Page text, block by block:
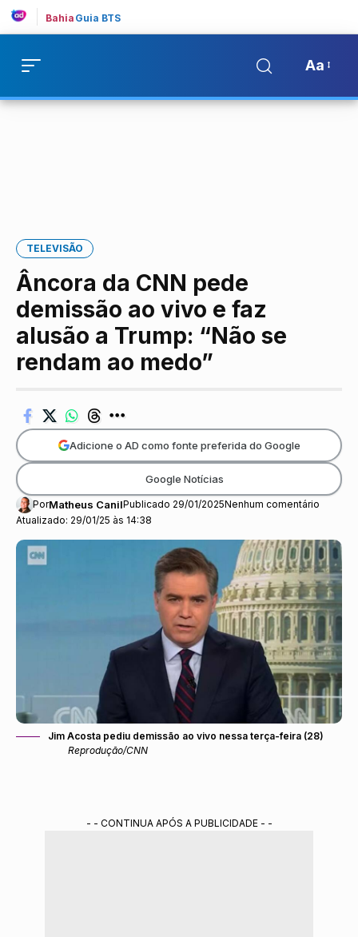
Bahia Guia BTS
Aa
TELEVISÃO
Âncora da CNN pede
demissão ao vivo e faz
alusão a Trump: “Não se
rendam ao medo”
Atualizado: 29/01/25 às 14:38
PorMatheus CanilPublicado 29/01/2025Nenhum comentário
Adicione o AD como fonte preferida do Google
Google Notícias
Jim Acosta pediu demissão ao vivo nessa terça-feira (28)
Reprodução/CNN
- - CONTINUA APÓS A PUBLICIDADE - -